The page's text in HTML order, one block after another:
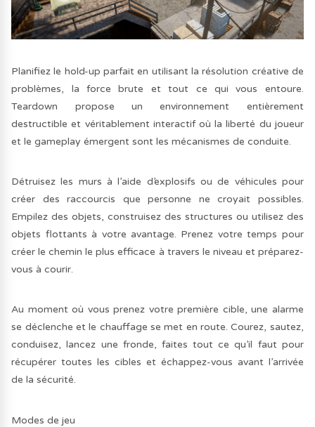
Planifiez le hold-up parfait en utilisant la résolution créative de
problèmes, la force brute et tout ce qui vous entoure.
Teardown propose un environnement entièrement
destructible et véritablement interactif où la liberté du joueur
et le gameplay émergent sont les mécanismes de conduite.
Détruisez les murs à l’aide d’explosifs ou de véhicules pour
créer des raccourcis que personne ne croyait possibles.
Empilez des objets, construisez des structures ou utilisez des
objets flottants à votre avantage. Prenez votre temps pour
créer le chemin le plus efficace à travers le niveau et préparez-
vous à courir.
Au moment où vous prenez votre première cible, une alarme
se déclenche et le chauffage se met en route. Courez, sautez,
conduisez, lancez une fronde, faites tout ce qu’il faut pour
récupérer toutes les cibles et échappez-vous avant l’arrivée
de la sécurité.
Modes de jeu